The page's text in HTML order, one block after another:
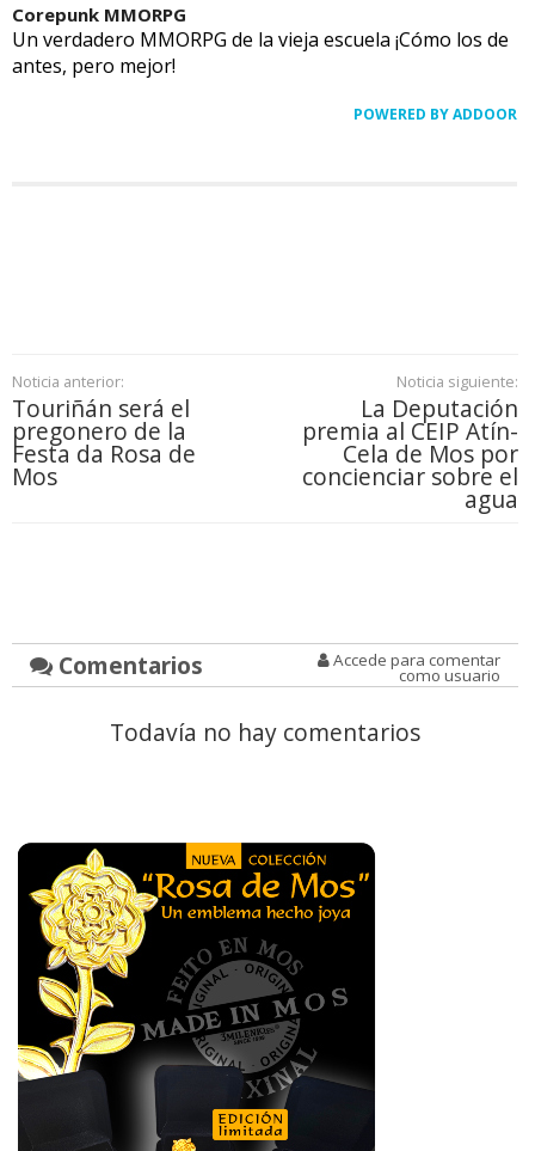
Corepunk MMORPG
Un verdadero MMORPG de la vieja escuela ¡Cómo los de
antes, pero mejor!
POWERED BY ADDOOR
Noticia anterior:
Touriñán será el
pregonero de la
Festa da Rosa de
Mos
Noticia siguiente:
La Deputación
premia al CEIP Atín-
Cela de Mos por
concienciar sobre el
agua
Comentarios Accede para comentar
como usuario
Todavía no hay comentarios